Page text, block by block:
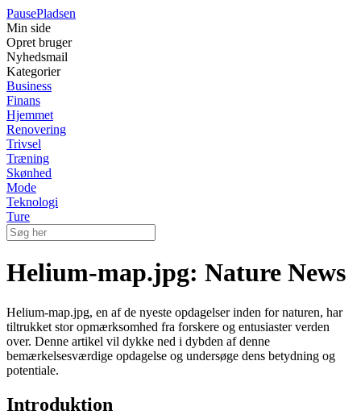
PausePladsen
Min side
Opret bruger
Nyhedsmail
Kategorier
Business
Finans
Hjemmet
Renovering
Trivsel
Træning
Skønhed
Mode
Teknologi
Ture
Helium-map.jpg: Nature News
Helium-map.jpg, en af de nyeste opdagelser inden for naturen, har
tiltrukket stor opmærksomhed fra forskere og entusiaster verden
over. Denne artikel vil dykke ned i dybden af denne
bemærkelsesværdige opdagelse og undersøge dens betydning og
potentiale.
Introduktion